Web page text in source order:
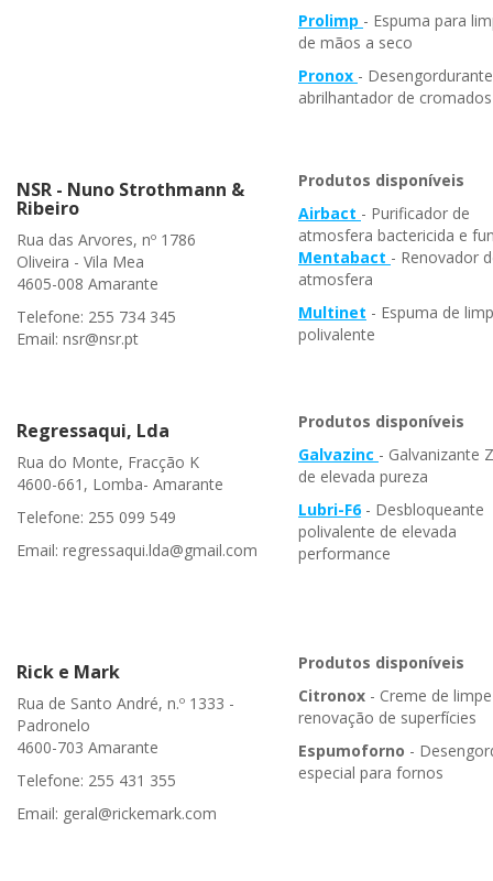
Prolimp - Espuma para
de mãos a seco
Pronox - Desengordurante
abrilhantador de
NSR - Nuno Strothmann &
Ribeiro
Rua das Arvores, nº 1786
Oliveira - Vila Mea
4605-008 Amarante
Telefone: 255 734 345
Email: nsr@nsr.pt
Produtos disponíveis
Airbact - Purificador de
atmosfera bactericida e
Mentabact - Renovador
atmosfera
Multinet - Espuma de
polivalente
Regressaqui, Lda
Rua do Monte, Fracção K
4600-661, Lomba- Amarante
Telefone: 255 099 549
Email: regressaqui.lda@gmail.com
Produtos disponíveis
Galvazinc - Galvanizante
de elevada pureza
Lubri-F6- Desbloqueante
polivalente de elevada
performance
Rick e Mark
Rua de Santo André, n.º 1333 -
Padronelo
4600-703 Amarante
Telefone: 255 431 355
Email: geral@rickemark.com
Produtos disponíveis
Citronox - Creme de
renovação de superfícies
Espumoforno -
especial para fornos